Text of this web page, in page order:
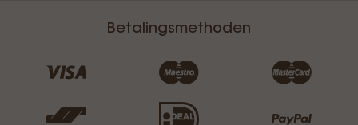
Betalingsmethoden